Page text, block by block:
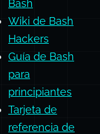
Bash
Wiki de Bash
Hackers
Guía de Bash
para
principiantes
Tarjeta de
referencia de